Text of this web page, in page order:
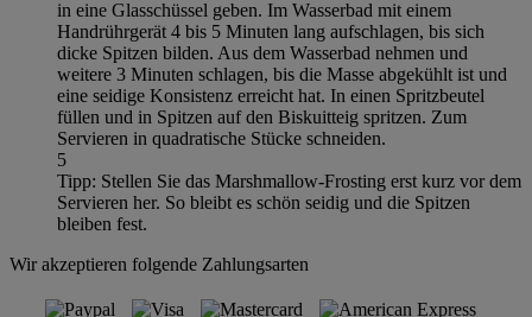
in eine Glasschüssel geben. Im Wasserbad mit einem
Handrührgerät 4 bis 5 Minuten lang aufschlagen, bis sich
dicke Spitzen bilden. Aus dem Wasserbad nehmen und
weitere 3 Minuten schlagen, bis die Masse abgekühlt ist und
eine seidige Konsistenz erreicht hat. In einen Spritzbeutel
füllen und in Spitzen auf den Biskuitteig spritzen. Zum
Servieren in quadratische Stücke schneiden.
5
Tipp: Stellen Sie das Marshmallow-Frosting erst kurz vor dem
Servieren her. So bleibt es schön seidig und die Spitzen
bleiben fest.
Wir akzeptieren folgende Zahlungsarten